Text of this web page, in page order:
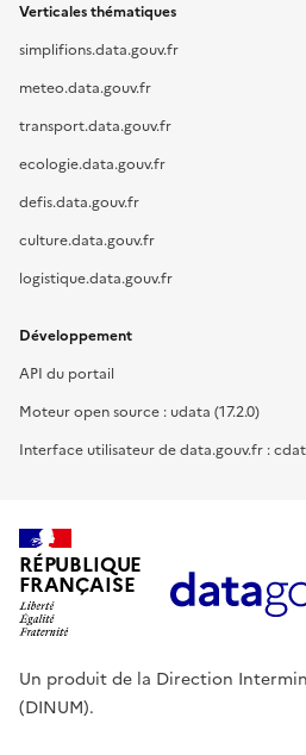
Verticales thématiques
simplifions.data.gouv.fr
meteo.data.gouv.fr
transport.data.gouv.fr
ecologie.data.gouv.fr
defis.data.gouv.fr
culture.data.gouv.fr
logistique.data.gouv.fr
Développement
API du portail
Moteur open source : udata (17.2.0)
Interface utilisateur de data.gouv.fr :
RÉPUBLIQUE
FRANÇAISE
Un produit de la Direction
(DINUM).